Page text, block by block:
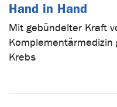
Hand in Hand
Mit gebündelter Kraft
Komplementärmedizin
Krebs